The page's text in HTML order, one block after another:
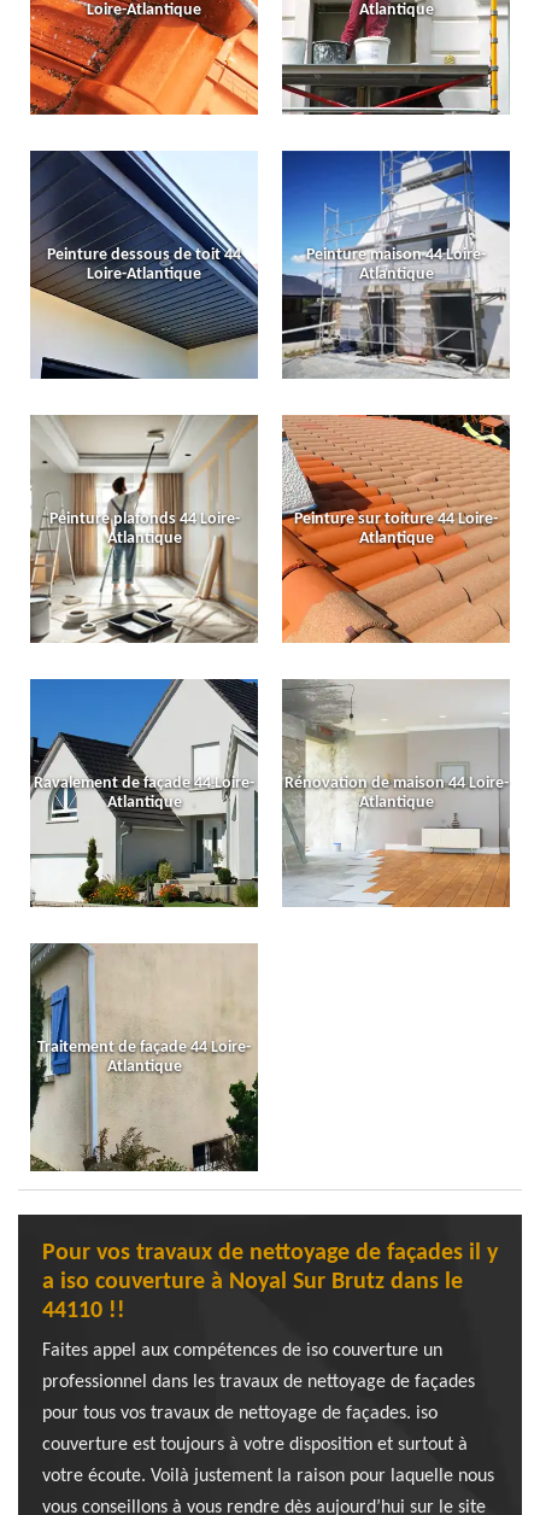
Loire-Atlantique
Atlantique
Peinture dessous de toit 44
Loire-Atlantique
Peinture maison 44 Loire-
Atlantique
Peinture plafonds 44 Loire-
Atlantique
Peinture sur toiture 44 Loire-
Atlantique
Ravalement de façade 44 Loire-
Atlantique
Rénovation de maison 44 Loire-
Atlantique
Traitement de façade 44 Loire-
Atlantique
Pour vos travaux de nettoyage de façades il y
a iso couverture à Noyal Sur Brutz dans le
44110 !!
Faites appel aux compétences de iso couverture un
professionnel dans les travaux de nettoyage de façades
pour tous vos travaux de nettoyage de façades. iso
couverture est toujours à votre disposition et surtout à
votre écoute. Voilà justement la raison pour laquelle nous
vous conseillons à vous rendre dès aujourd’hui sur le site